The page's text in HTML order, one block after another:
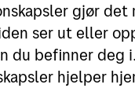
gjør
ser ut eller
du befinner deg i.
hjelper